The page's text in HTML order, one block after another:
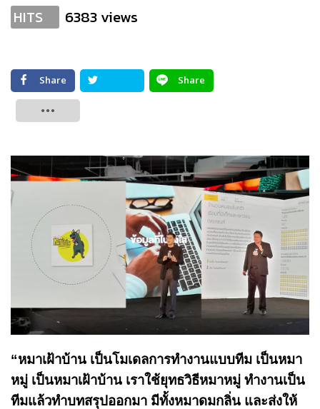
HITS 6383 views
Share
Share
“หมาเฝ้าบ้าน เป็นโมเดลการทำงานแบบทีม เป็นหมา
หมู่ เป็นหมาเฝ้าบ้าน เราใช้ยุทธวิธีหมาหมู่ ทำงานเป็น
ทีมแล้วทำบทสรุปออกมา มีทั้งหมาดมกลิ่น และส่งให้